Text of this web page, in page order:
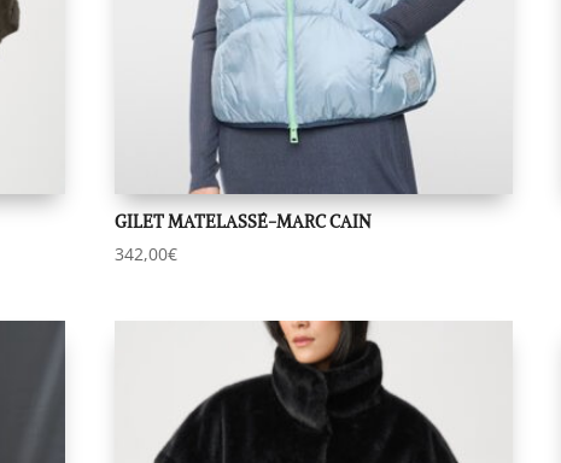
GILET MATELASSÉ-MARC CAIN
342,00€